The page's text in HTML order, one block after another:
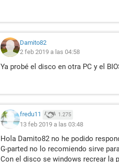
Damito82
2 feb 2019 a las 04:58
Ya probé el disco en otra PC y el
fredu11 1.275
13 feb 2019 a las 03:48
Hola Damito82 no he podido
G-parted no lo recomiendo sirve
Con el disco se windows recrear la